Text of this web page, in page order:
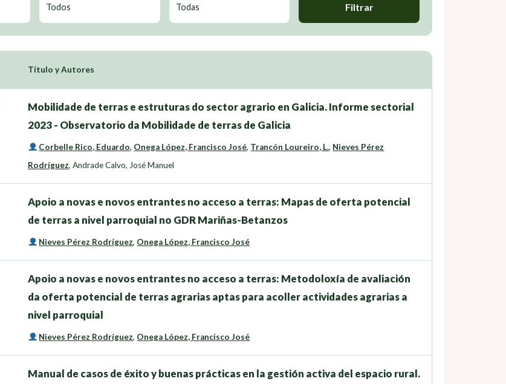
Filtrar
Título y Autores
Mobilidade de terras e estruturas do sector agrario en Galicia. Informe sectorial
2023 - Observatorio da Mobilidade de terras de Galicia
Corbelle Rico, Eduardo, Onega López, Francisco José, Trancón Loureiro, L., Nieves Pérez
Rodríguez, Andrade Calvo, José Manuel
Apoio a novas e novos entrantes no acceso a terras: Mapas de oferta potencial
de terras a nivel parroquial no GDR Mariñas-Betanzos
Nieves Pérez Rodríguez, Onega López, Francisco José
Apoio a novas e novos entrantes no acceso a terras: Metodoloxía de avaliación
da oferta potencial de terras agrarias aptas para acoller actividades agrarias a
nivel parroquial
Nieves Pérez Rodríguez, Onega López, Francisco José
Manual de casos de éxito y buenas prácticas en la gestión activa del espacio rural.